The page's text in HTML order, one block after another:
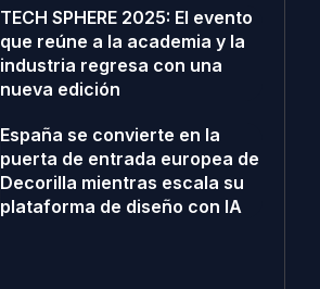
TECH SPHERE 2025: El evento
que reúne a la academia y la
industria regresa con una
nueva edición
España se convierte en la
puerta de entrada europea de
Decorilla mientras escala su
plataforma de diseño con IA